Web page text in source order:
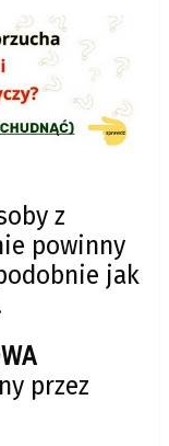
z
powinny
jak
przez